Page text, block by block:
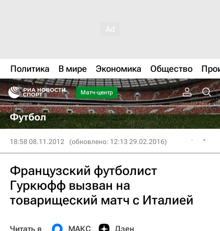
Политика В мире Экономика Общество
Матч-центр
Футбол
18:58 08.11.2012 (обновлено: 12:13 29.02.2016)
Французский футболист
Гуркюфф вызван на
товарищеский матч с Италией
Читать в МАКС Дзен